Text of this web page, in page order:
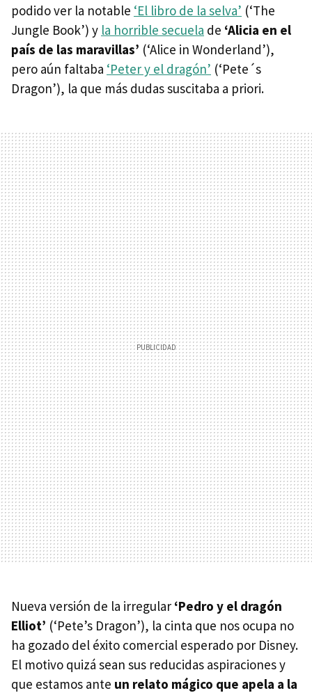
podido ver la notable ‘El libro de la selva’ (‘The
Jungle Book’) y la horrible secuela de ‘Alicia en el
país de las maravillas’ (‘Alice in Wonderland’),
pero aún faltaba ‘Peter y el dragón’ (‘Pete´s
Dragon’), la que más dudas suscitaba a priori.
Nueva versión de la irregular ‘Pedro y el dragón
Elliot’ (‘Pete’s Dragon’), la cinta que nos ocupa no
ha gozado del éxito comercial esperado por Disney.
El motivo quizá sean sus reducidas aspiraciones y
que estamos ante un relato mágico que apela a la